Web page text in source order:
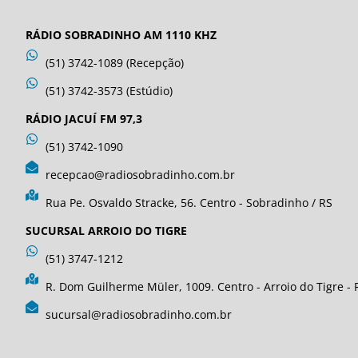
RÁDIO SOBRADINHO AM 1110 KHZ
(51) 3742-1089 (Recepção)
(51) 3742-3573 (Estúdio)
RÁDIO JACUÍ FM 97,3
(51) 3742-1090
recepcao@radiosobradinho.com.br
Rua Pe. Osvaldo Stracke, 56. Centro - Sobradinho / RS
SUCURSAL ARROIO DO TIGRE
(51) 3747-1212
R. Dom Guilherme Müler, 1009. Centro - Arroio do Tigre -
sucursal@radiosobradinho.com.br